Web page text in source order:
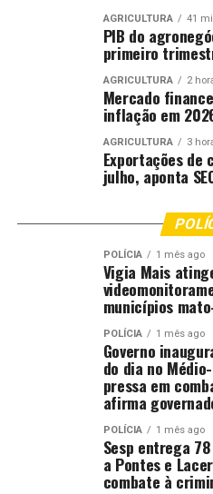
morto para o criminoso, ele
muita coisa”, instruiu o
Godoy também orientou
programa para procurar o
opção não estiver
apagar todo o conteúdo do
para preservar seus
utilize seus aplicativos
operadora de telefonia,
consiga fazer a
bancários por meio do envio
Por fim, é imprescindível
boletim de ocorrência.
“Orientamos também
ocorrência na delegacia
Delegacia Digital, que está
Civil, para que a polícia
AGRICULTURA 41
PIB do
primeiro
AGRICULTURA 2
Mercado
inflação em
AGRICULTURA 3
Exportações de
julho, aponta
POLÍCIA 1 mês ago
Vigia Mais
municípios
POLÍCIA 1 mês ago
Governo
do dia no
pressa em
afirma
POLÍCIA 1 mês ago
Sesp entrega
a Pontes e
combate à